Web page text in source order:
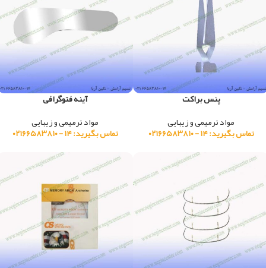
پنس براکت
مواد ترمیمی و زیبایی
تماس بگیرید: ۱۴ - ۰۲۱۶۶۵۸۳۸۱۰
آینه فتوگرافی
مواد ترمیمی و زیبایی
تماس بگیرید: ۱۴ - ۰۲۱۶۶۵۸۳۸۱۰